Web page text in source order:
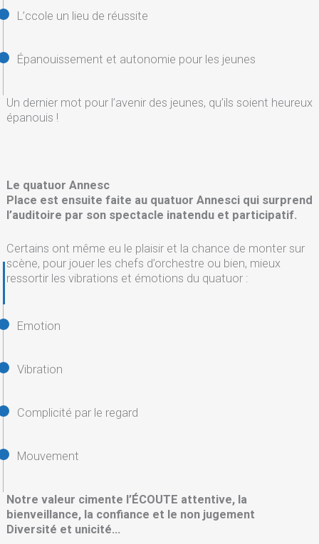
L’ccole un lieu de réussite
Épanouissement et autonomie pour les jeunes
Un dernier mot pour l’avenir des jeunes, qu’ils soient heureux
épanouis !
Le quatuor Annesc
Place est ensuite faite au quatuor Annesci qui surprend
l’auditoire par son spectacle inatendu et participatif.
Certains ont même eu le plaisir et la chance de monter sur
scène, pour jouer les chefs d’orchestre ou bien, mieux
ressortir les vibrations et émotions du quatuor :
Emotion
Vibration
Complicité par le regard
Mouvement
Notre valeur cimente l’ÉCOUTE attentive, la
bienveillance, la confiance et le non jugement
Diversité et unicité…